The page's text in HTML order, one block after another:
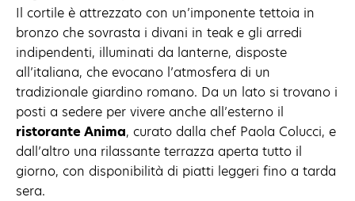
Il cortile è attrezzato con un’imponente tettoia in
bronzo che sovrasta i divani in teak e gli arredi
indipendenti, illuminati da lanterne, disposte
all’italiana, che evocano l’atmosfera di un
tradizionale giardino romano. Da un lato si trovano i
posti a sedere per vivere anche all’esterno il
ristorante Anima, curato dalla chef Paola Colucci, e
dall’altro una rilassante terrazza aperta tutto il
giorno, con disponibilità di piatti leggeri fino a tarda
sera.